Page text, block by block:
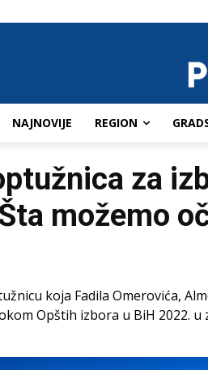
NAJNOVIJE REGION
za
možemo
koja Fadila Omerovića,
Opštih izbora u BiH 2022. u